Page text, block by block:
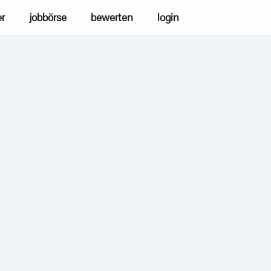
jobbörse bewerten login